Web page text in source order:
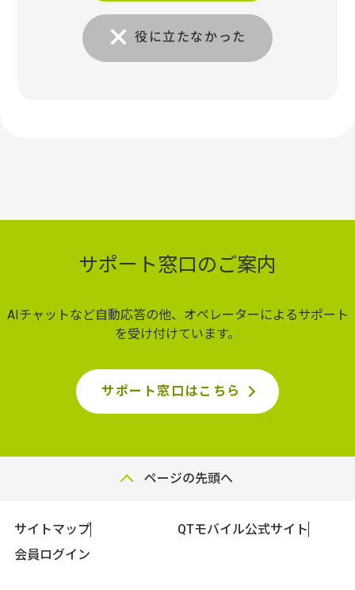
役に立たなかった
サポート窓口のご案内
AIチャットなど自動応答の他、オペレーターによるサポート
を受け付けています。
サポート窓口はこちら
ページの先頭へ
サイトマップ
QTモバイル公式サイト
会員ログイン